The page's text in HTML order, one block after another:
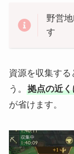
野営
す
資源を収集する
う。 拠点の近
が省けます。